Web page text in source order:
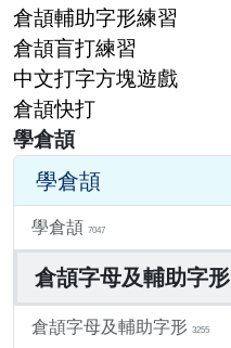
倉頡輔助字形練習
倉頡盲打練習
中文打字方塊遊戲
倉頡快打
學倉頡
學倉頡
學倉頡 7047
倉頡字母及輔助字形
倉頡字母及輔助字形 3255